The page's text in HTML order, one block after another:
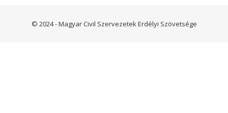
© 2024 - Magyar Civil Szervezetek Erdélyi Szövetsége